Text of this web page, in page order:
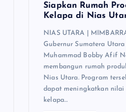
Siapkan Rumah
Kelapa di Nias
NIAS UTARA |
Gubernur Sumatera
Muhammad Bobby Afif
membangun rumah
Nias Utara. Program
dapat meningkatkan nilai
kelapa…